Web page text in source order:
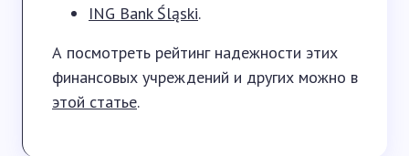
ING Bank Śląski.
А посмотреть рейтинг надежности этих
финансовых учреждений и других можно в
этой статье.